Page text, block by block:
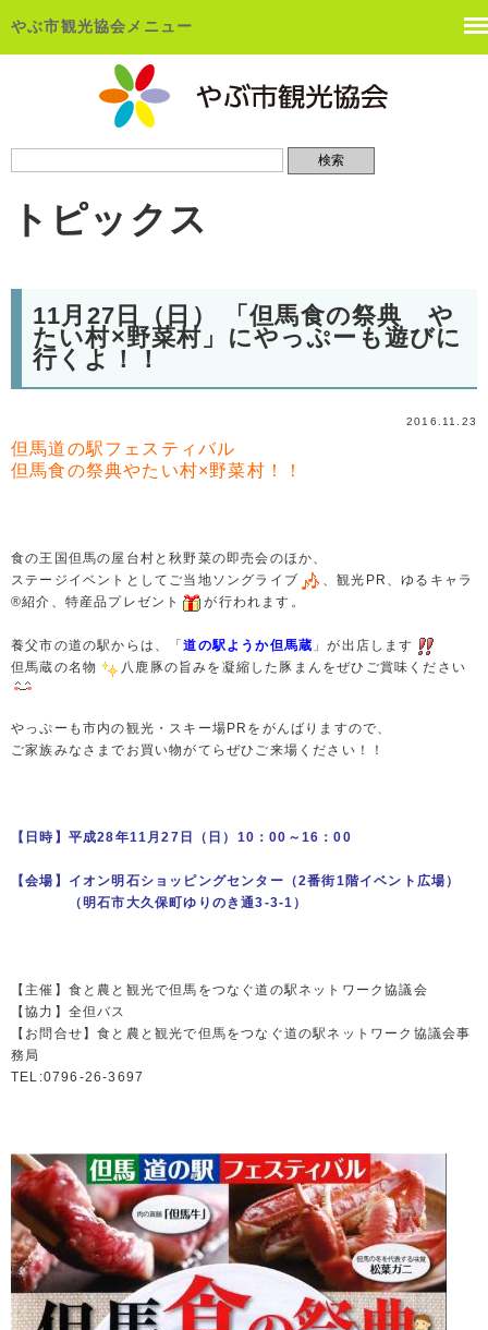
やぶ市観光協会メニュー
トピックス
11月27日（日） 「但馬食の祭典 や
たい村×野菜村」にやっぷーも遊びに
行くよ！！
2016.11.23
但馬道の駅フェスティバル
但馬食の祭典やたい村×野菜村！！
食の王国但馬の屋台村と秋野菜の即売会のほか、
ステージイベントとしてご当地ソングライブ
、観光PR、ゆるキャラ
®紹介、特産品プレゼント
が行われます。
養父市の道の駅からは、「道の駅ようか但馬蔵 」が出店します
但馬蔵の名物
八鹿豚の旨みを凝縮した豚まんをぜひご賞味ください
やっぷーも市内の観光・スキー場PRをがんばりますので、
ご家族みなさまでお買い物がてらぜひご来場ください！！
【日時】平成28年11月27日（日）10：00～16：00
【会場】イオン明石ショッピングセンター（2番街1階イベント広場）
（明石市大久保町ゆりのき通3-3-1）
【主催】食と農と観光で但馬をつなぐ道の駅ネットワーク協議会
【協力】全但バス
【お問合せ】食と農と観光で但馬をつなぐ道の駅ネットワーク協議会事
務局
TEL:0796-26-3697